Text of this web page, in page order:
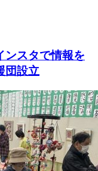
スタで情報を
団設立